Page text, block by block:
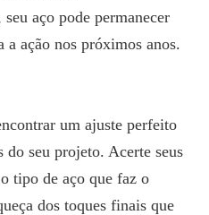
aço pode permanecer
ação nos próximos anos.
um ajuste perfeito
do seu projeto. Acerte seus
tipo de aço que faz o
dos toques finais que